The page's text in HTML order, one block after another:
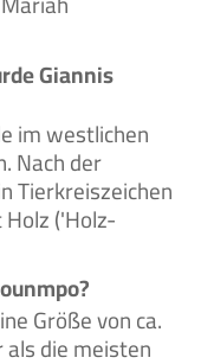
Giannis
im westlichen
Nach der
Tierkreiszeichen
('Holz-
Größe von ca.
die meisten